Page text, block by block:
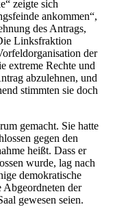
zeigte sich
ankommen“,
des Antrags,
Linksfraktion
der
ex­treme Rechte und
abzulehnen, und
stimmten sie doch
gemacht. Sie hatte
gegen den
heißt. Dass er
wurde, lag nach
demokratische
Abgeordneten der
gewesen seien.